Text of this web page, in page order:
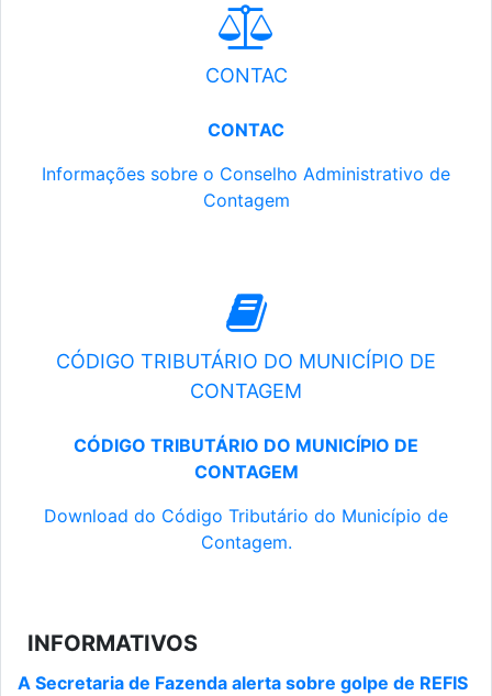
CONTAC
CONTAC
Informações sobre o Conselho Administrativo de
Contagem
CÓDIGO TRIBUTÁRIO DO MUNICÍPIO DE
CONTAGEM
CÓDIGO TRIBUTÁRIO DO MUNICÍPIO DE
CONTAGEM
Download do Código Tributário do Município de
Contagem.
INFORMATIVOS
A Secretaria de Fazenda alerta sobre golpe de REFIS